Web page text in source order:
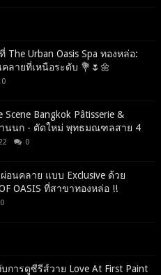
The Urban Oasis Spa ทองหล่อ:
ลายที่เหนือระดับ 💐🌷🌼
0
Bangkok Pâtisserie &
านนก - ตัดใหม่ พุทธมณฑลสาย 4
0
ผ่อนคลาย แบบ Exclusive ด้วย
OASIS ที่สาขาทองหล่อ !!
0
การดูซีรีส์วาย Love At First Paint